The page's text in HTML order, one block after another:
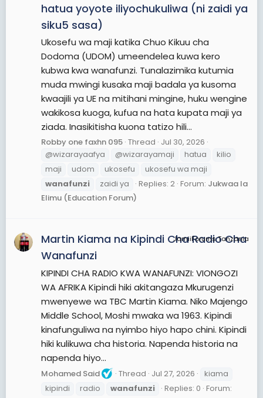
hatua yoyote iliyochukuliwa (ni zaidi ya
siku5 sasa)
Ukosefu wa maji katika Chuo Kikuu cha
Dodoma (UDOM) umeendelea kuwa kero
kubwa kwa wanafunzi. Tunalazimika kutumia
muda mwingi kusaka maji badala ya kusoma
kwaajili ya UE na mitihani mingine, huku wengine
wakikosa kuoga, kufua na hata kupata maji ya
ziada. Inasikitisha kuona tatizo hili...
Robby one faxhn 095 Thread Jul 30, 2026
@wizarayaafya
@wizarayamaji hatua
kilio
maji
udom ukosefu
ukosefu wa maji
wanafunzi
zaidi ya Replies: 2 Forum: Jukwaa la
Elimu (Education Forum)
JamiiForums Tanzania
Martin Kiama na Kipindi Cha Radio Cha
Wanafunzi
KIPINDI CHA RADIO KWA WANAFUNZI: VIONGOZI
WA AFRIKA Kipindi hiki akitangaza Mkurugenzi
mwenyewe wa TBC Martin Kiama. Niko Majengo
Middle School, Moshi mwaka wa 1963. Kipindi
kinafunguliwa na nyimbo hiyo hapo chini. Kipindi
hiki kulikuwa cha historia. Napenda historia na
napenda hiyo...
Mohamed Said Thread Jul 27, 2026
kiama
kipindi
radio wanafunzi Replies: 0 Forum: